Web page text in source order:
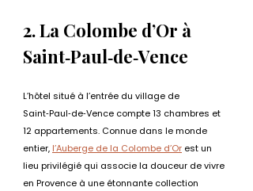
2. La Colombe d’Or à
Saint‑Paul‑de‑Vence
L’hôtel situé à l’entrée du village de
Saint‑Paul‑de‑Vence compte 13 chambres et
12 appartements. Connue dans le monde
entier, l’Auberge de la Colombe d’Or est un
lieu privilégié qui associe la douceur de vivre
en Provence à une étonnante collection